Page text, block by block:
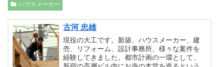
ハウスメーカー
古河 忠雄
現役の大工です。新築、ハウスメーカー、建
売、リフォーム、設計事務所、様々な案件を
経験してきました。都市計画の一環として、